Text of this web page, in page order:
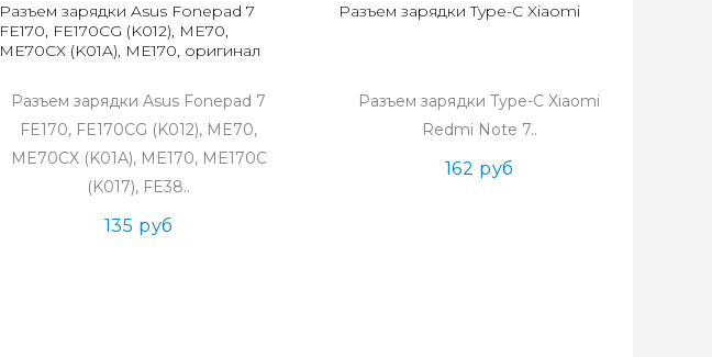
Разъем зарядки Asus Fonepad 7
FE170, FE170CG (K012), ME70,
ME70CX (K01A), ME170, оригинал
Разъем зарядки Asus Fonepad 7
FE170, FE170CG (K012), ME70,
ME70CX (K01A), ME170, ME170C
(K017), FE38..
135 руб
Разъем зарядки Type-C Xiaomi
Разъем зарядки Type-C Xiaomi
Redmi Note 7..
162 руб